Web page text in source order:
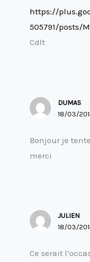
https://
505791/posts/
Cdlt
DUMAS
18/03/
Bonjour je
merci
JULIEN
18/03/
Ce serait